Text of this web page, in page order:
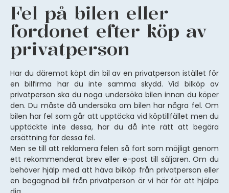
Fel på bilen eller
fordonet efter köp av
privatperson
Har du däremot köpt din bil av en privatperson istället för
en bilfirma har du inte samma skydd. Vid bilköp av
privatperson ska du noga undersöka bilen innan du köper
den. Du måste då undersöka om bilen har några fel. Om
bilen har fel som går att upptäcka vid köptillfället men du
upptäckte inte dessa, har du då inte rätt att begära
ersättning för dessa fel.
Men se till att reklamera felen så fort som möjligt genom
ett rekommenderat brev eller e-post till säljaren. Om du
behöver hjälp med att häva bilköp från privatperson eller
en begagnad bil från privatperson är vi här för att hjälpa